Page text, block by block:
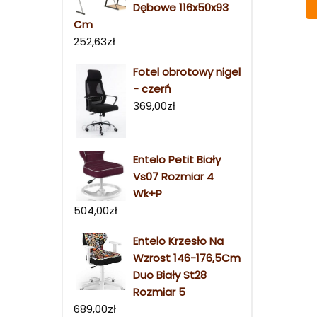
Dębowe 116x50x93
Cm
252,63zł
Fotel obrotowy nigel
- czerń
369,00zł
Entelo Petit Biały
Vs07 Rozmiar 4
Wk+P
504,00zł
Entelo Krzesło Na
Wzrost 146-176,5Cm
Duo Biały St28
Rozmiar 5
689,00zł